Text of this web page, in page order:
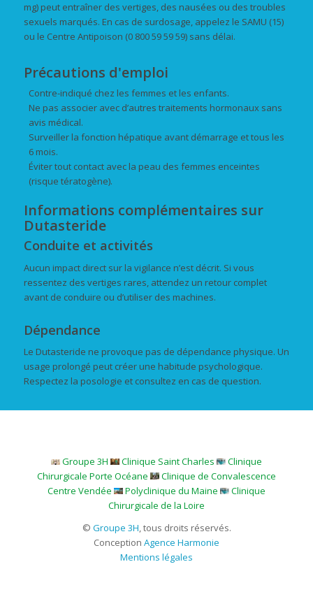
mg) peut entraîner des vertiges, des nausées ou des troubles
sexuels marqués. En cas de surdosage, appelez le SAMU (15)
ou le Centre Antipoison (0 800 59 59 59) sans délai.
Précautions d'emploi
Contre-indiqué chez les femmes et les enfants.
Ne pas associer avec d’autres traitements hormonaux sans
avis médical.
Surveiller la fonction hépatique avant démarrage et tous les
6 mois.
Éviter tout contact avec la peau des femmes enceintes
(risque tératogène).
Informations complémentaires sur
Dutasteride
Conduite et activités
Aucun impact direct sur la vigilance n’est décrit. Si vous
ressentez des vertiges rares, attendez un retour complet
avant de conduire ou d’utiliser des machines.
Dépendance
Le Dutasteride ne provoque pas de dépendance physique. Un
usage prolongé peut créer une habitude psychologique.
Respectez la posologie et consultez en cas de question.
Groupe 3H Clinique Saint Charles
Clinique
Chirurgicale Porte Océane
Clinique de Convalescence
Centre Vendée
Polyclinique du Maine
Clinique
Chirurgicale de la Loire
© Groupe 3H, tous droits réservés.
Conception Agence Harmonie
Mentions légales